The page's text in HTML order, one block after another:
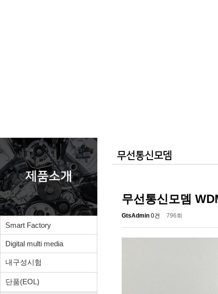
제품소개
Smart Factory
Digital multi media
내구성시험
단품(EOL)
무선통신모뎀
무선통신모뎀
GtsAdmin 0건 796회